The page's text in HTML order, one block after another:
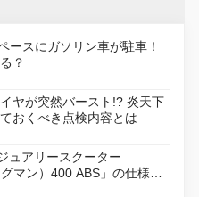
ースにガソリン車が駐車！
？
ヤが突然バースト!? 炎天下
おくべき点検内容とは
ュアリースクーター
マン）400 ABS」の仕様を
売